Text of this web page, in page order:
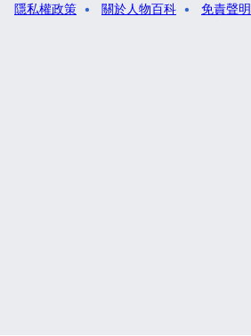
隱私權政策 關於人物百科 免責聲明